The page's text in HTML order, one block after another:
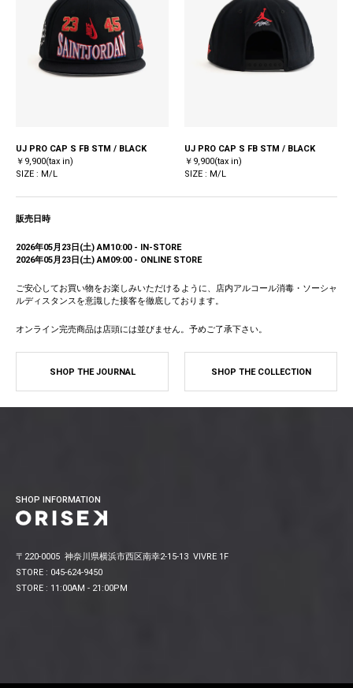
UJ PRO CAP S FB STM / BLACK
￥9,900(tax in)
SIZE : M/L
UJ PRO CAP S FB STM / BLACK
￥9,900(tax in)
SIZE : M/L
販売日時
2026年05月23日(土) AM10:00 - IN-STORE
2026年05月23日(土) AM09:00 - ONLINE STORE
ご安心してお買い物をお楽しみいただけるように、店内アルコール消毒・ソーシャ
ルディスタンスを意識した接客を徹底しております。
オンライン完売商品は店頭には並びません。予めご了承下さい。
SHOP THE JOURNAL SHOP THE COLLECTION
SHOP INFORMATION
〒220-0005 神奈川県横浜市西区南幸2-15-13 VIVRE 1F
STORE : 045-624-9450
STORE : 11:00AM - 21:00PM